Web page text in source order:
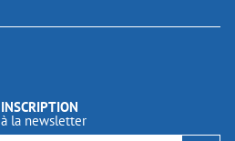
INSCRIPTION
à la newsletter